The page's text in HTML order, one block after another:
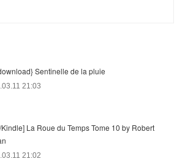
Sentinelle de la pluie
21:03
La Roue du Temps Tome 10 by Robert
21:02